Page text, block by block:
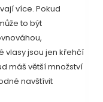
více. Pokud
to být
vlasy jsou jen křehčí
máš větší množství
navštívit